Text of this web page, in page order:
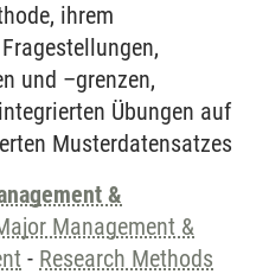
ihrem
und –grenzen,
Übungen auf
Musterdatensatzes
&
Management &
- Research Methods